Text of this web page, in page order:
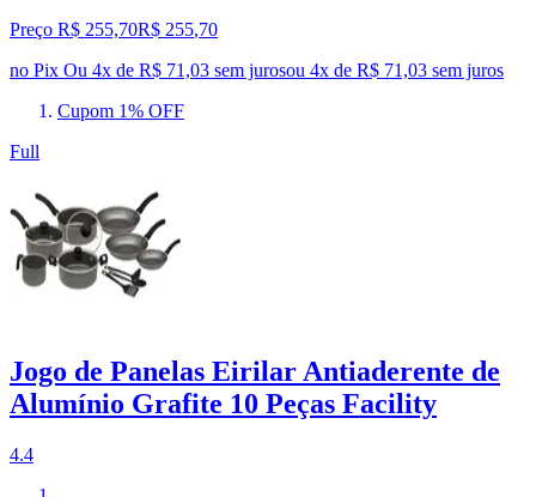
Preço R$ 255,70R$ 255,70
no Pix Ou 4x de R$ 71,03 sem jurosou 4x de R$ 71,03 sem juros
Cupom 1% OFF
Full
Jogo de Panelas Eirilar Antiaderente de
Alumínio Grafite 10 Peças Facility
4.4